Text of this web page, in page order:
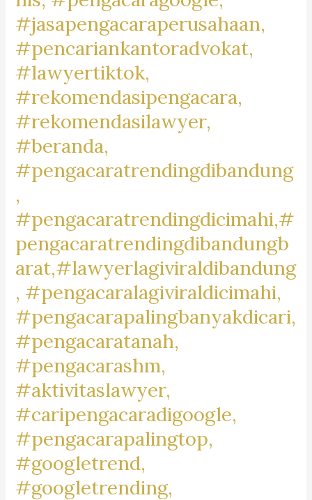
#BaleendahMotorClub,
#BaleendahBikeLife,
#MotorLoversBaleendah,
#BaleendahMotorMarket,
#jasapengacaraperusahaan,
#pencariankantoradvokat,
#lawyertiktok,
#rekomendasipengacara,
#rekomendasilawyer,
#beranda,
#pengacaratrendingdibandung
,
#pengacaratrendingdicimahi,#
pengacaratrendingdibandungb
arat,#lawyerlagiviraldibandung
, #pengacaralagiviraldicimahi,
#pengacarapalingbanyakdicari,
#pengacaratanah,
#pengacarashm,
#aktivitaslawyer,
#caripengacaradigoogle,
#pengacarapalingtop,
#googletrend,
#googletrending,